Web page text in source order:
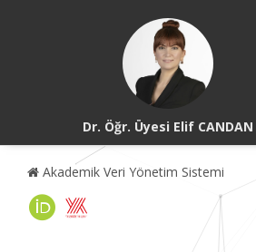
Dr. Öğr. Üyesi Elif CANDAN
Akademik Veri Yönetim Sistemi